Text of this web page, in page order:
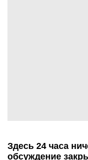
Здесь 24 часа
обсуждение